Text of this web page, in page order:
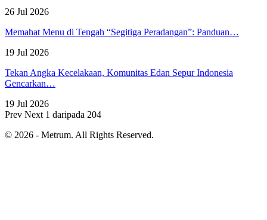
26 Jul 2026
Memahat Menu di Tengah “Segitiga Peradangan”: Panduan…
19 Jul 2026
Tekan Angka Kecelakaan, Komunitas Edan Sepur Indonesia
Gencarkan…
19 Jul 2026
Prev Next 1 daripada 204
© 2026 - Metrum. All Rights Reserved.